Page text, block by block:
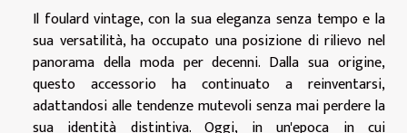
Il foulard vintage, con la sua eleganza senza tempo e la
sua versatilità, ha occupato una posizione di rilievo nel
panorama della moda per decenni. Dalla sua origine,
questo accessorio ha continuato a reinventarsi,
adattandosi alle tendenze mutevoli senza mai perdere la
sua identità distintiva. Oggi, in un'epoca in cui